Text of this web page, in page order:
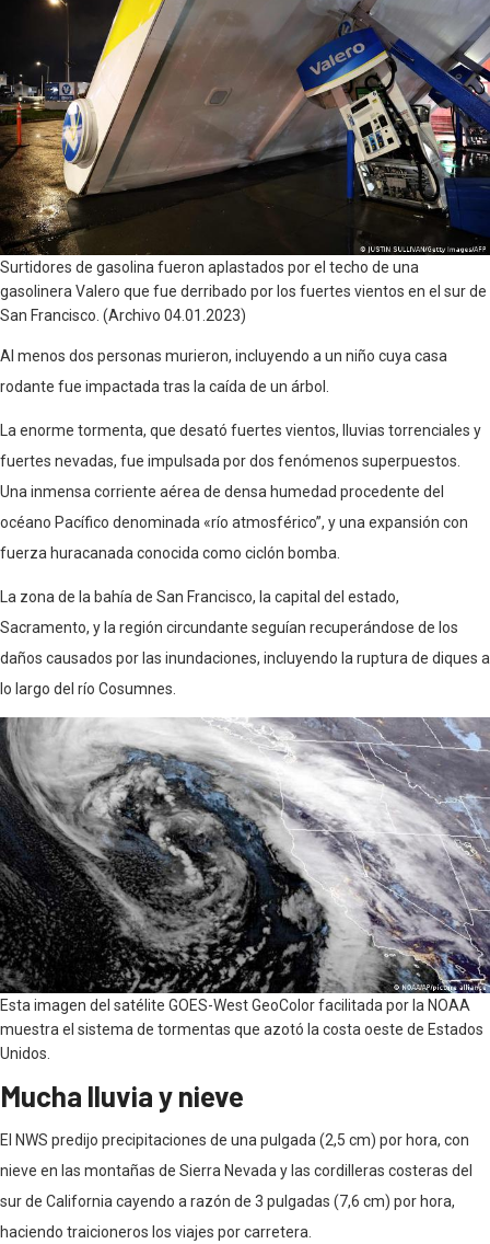
Surtidores de gasolina fueron aplastados por el techo de una
gasolinera Valero que fue derribado por los fuertes vientos en el sur de
San Francisco. (Archivo 04.01.2023)
Al menos dos personas murieron, incluyendo a un niño cuya casa
rodante fue impactada tras la caída de un árbol.
La enorme tormenta, que desató fuertes vientos, lluvias torrenciales y
fuertes nevadas, fue impulsada por dos fenómenos superpuestos.
Una inmensa corriente aérea de densa humedad procedente del
océano Pacífico denominada «río atmosférico”, y una expansión con
fuerza huracanada conocida como ciclón bomba.
La zona de la bahía de San Francisco, la capital del estado,
Sacramento, y la región circundante seguían recuperándose de los
daños causados por las inundaciones, incluyendo la ruptura de diques a
lo largo del río Cosumnes.
Esta imagen del satélite GOES-West GeoColor facilitada por la NOAA
muestra el sistema de tormentas que azotó la costa oeste de Estados
Unidos.
Mucha lluvia y nieve
El NWS predijo precipitaciones de una pulgada (2,5 cm) por hora, con
nieve en las montañas de Sierra Nevada y las cordilleras costeras del
sur de California cayendo a razón de 3 pulgadas (7,6 cm) por hora,
haciendo traicioneros los viajes por carretera.